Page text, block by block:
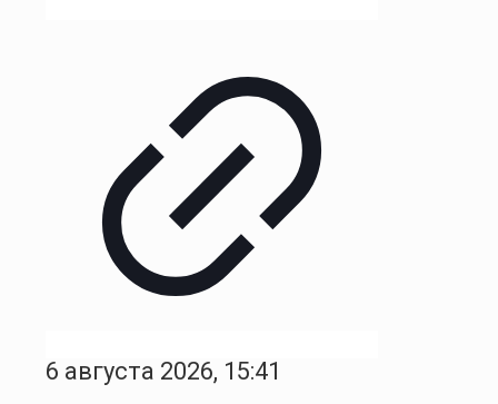
6 августа 2026, 15:41